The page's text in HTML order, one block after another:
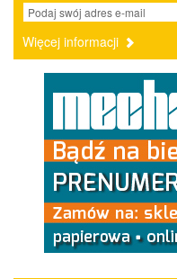
Więcej informacji